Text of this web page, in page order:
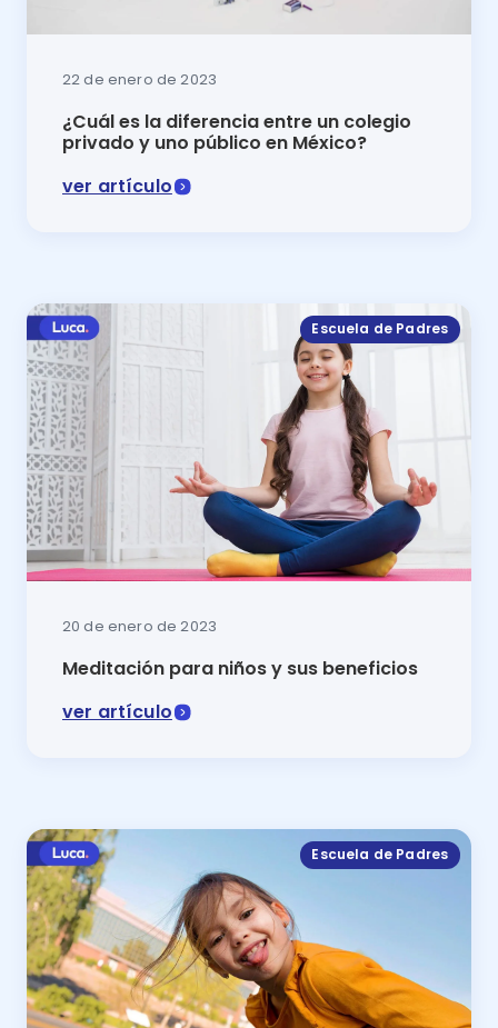
22 de enero de 2023
¿Cuál es la diferencia entre un colegio
privado y uno público en México?
ver artículo
Escuela de Padres
20 de enero de 2023
Meditación para niños y sus beneficios
ver artículo
Escuela de Padres